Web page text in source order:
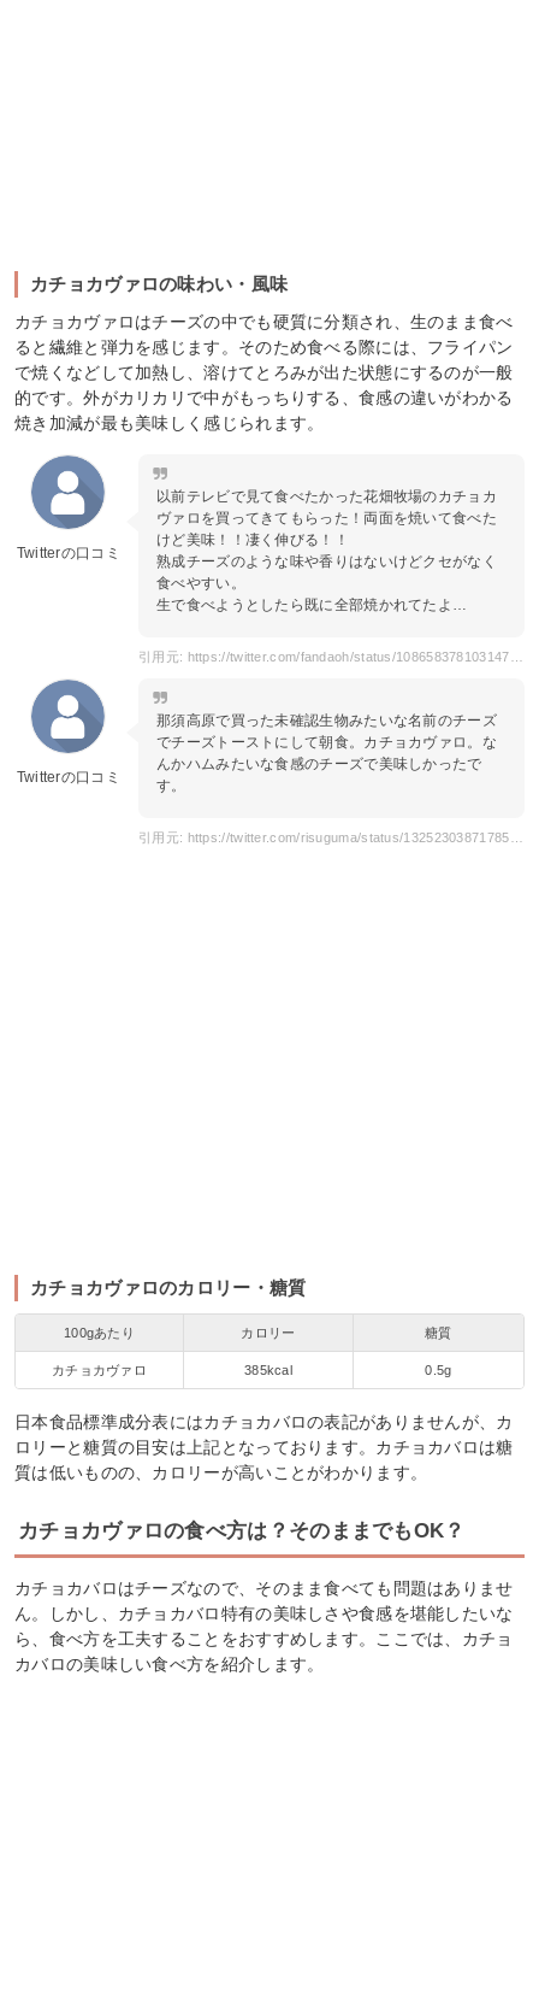
カチョカヴァロの味わい・風味
カチョカヴァロはチーズの中でも硬質に分類され、生のまま食べ
ると繊維と弾力を感じます。そのため食べる際には、フライパン
で焼くなどして加熱し、溶けてとろみが出た状態にするのが一般
的です。外がカリカリで中がもっちりする、食感の違いがわかる
焼き加減が最も美味しく感じられます。
Twitterの口コミ
以前テレビで見て食べたかった花畑牧場のカチョカ
ヴァロを買ってきてもらった！両面を焼いて食べた
けど美味！！凄く伸びる！！
熟成チーズのような味や香りはないけどクセがなく
食べやすい。
生で食べようとしたら既に全部焼かれてたよ…
引用元: https://twitter.com/fandaoh/status/1086583781031477248?s=20
Twitterの口コミ
那須高原で買った未確認生物みたいな名前のチーズ
でチーズトーストにして朝食。カチョカヴァロ。な
んかハムみたいな食感のチーズで美味しかったで
す。
引用元: https://twitter.com/risuguma/status/1325230387178561539?s=20
カチョカヴァロのカロリー・糖質
100gあたり カロリー 糖質
カチョカヴァロ 385kcal 0.5g
日本食品標準成分表にはカチョカバロの表記がありませんが、カ
ロリーと糖質の目安は上記となっております。カチョカバロは糖
質は低いものの、カロリーが高いことがわかります。
カチョカヴァロの食べ方は？そのままでもOK？
カチョカバロはチーズなので、そのまま食べても問題はありませ
ん。しかし、カチョカバロ特有の美味しさや食感を堪能したいな
ら、食べ方を工夫することをおすすめします。ここでは、カチョ
カバロの美味しい食べ方を紹介します。